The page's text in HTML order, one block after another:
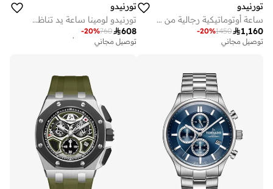
تورنيدو
ساعة أوتوماتيكية رجالية من الفولاذ المقاوم للصدأ -
1,160
1450
-20%
توصيل مجاني
تورنيدو
تورنيدو لومينا ساعة يد تناظرية للرجال بحزام ستانلس ستيل بلونين ذهبي وردي
608
760
-20%
أفضل سعر لهذا العام
توصيل مجاني